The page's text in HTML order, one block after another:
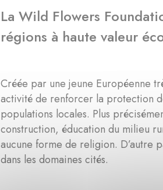
La Wild Flowers
régions à haute valeur
Créée par une jeune Européenne
activité de renforcer la protection
populations locales. Plus
construction, éducation du milieu
aucune forme de religion. D’autre
dans les domaines cités.